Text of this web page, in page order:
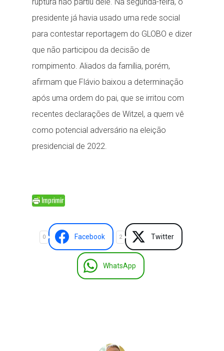
presidente já havia usado uma rede social
para contestar reportagem do GLOBO e dizer
que não participou da decisão de
rompimento. Aliados da família, porém,
afirmam que Flávio baixou a determinação
após uma ordem do pai, que se irritou com
recentes declarações de Witzel, a quem vê
como potencial adversário na eleição
presidencial de 2022.
0 Facebook 2 Twitter
WhatsApp